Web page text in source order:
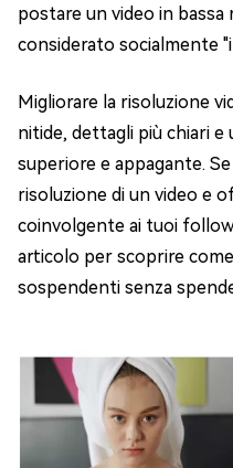
postare un video in
considerato socialmente
Migliorare la risoluzione
nitide, dettagli più chiari e
superiore e appagante.
risoluzione di un video e
coinvolgente ai tuoi
articolo per scoprire
sospendenti senza